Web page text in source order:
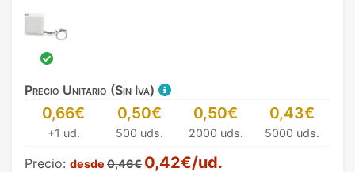
Precio Unitario (Sin Iva)
0,66€
+1 ud.
0,50€
500 uds.
0,50€
2000 uds.
0,43€
5000 uds.
Precio: desde 0,46€ 0,42€/ud.